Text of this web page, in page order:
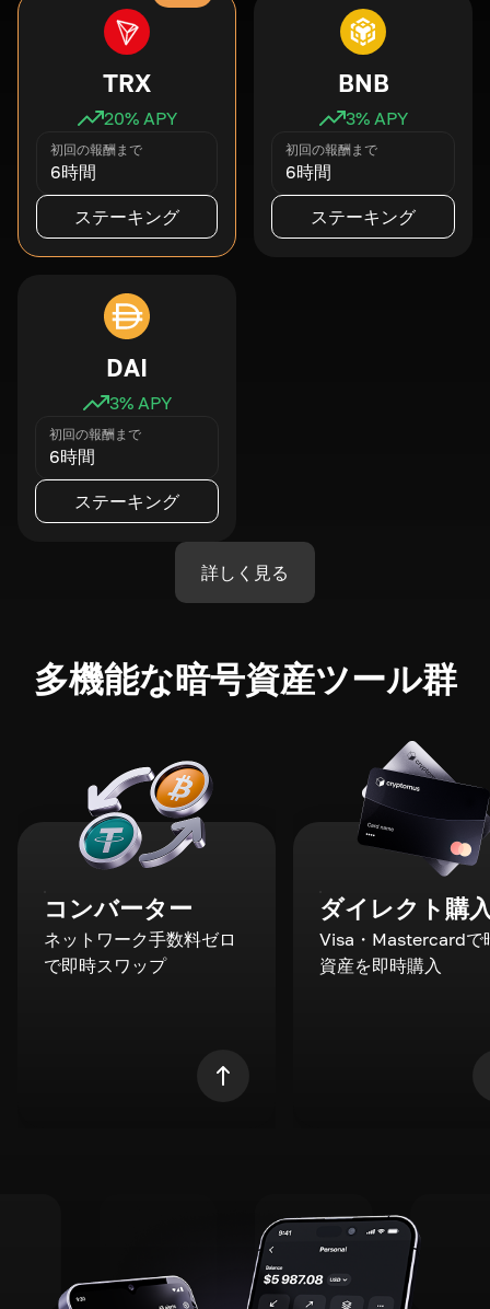
TRX
20% APY
初回の報酬まで
6時間
ステーキング
BNB
3% APY
初回の報酬まで
6時間
ステーキング
DAI
3% APY
初回の報酬まで
6時間
ステーキング
詳しく見る
多機能な暗号資産ツール群
コンバーター
ネットワーク手数料ゼロ
で即時スワップ
ダイレクト購
Visa・Mastercardで
資産を即時購入